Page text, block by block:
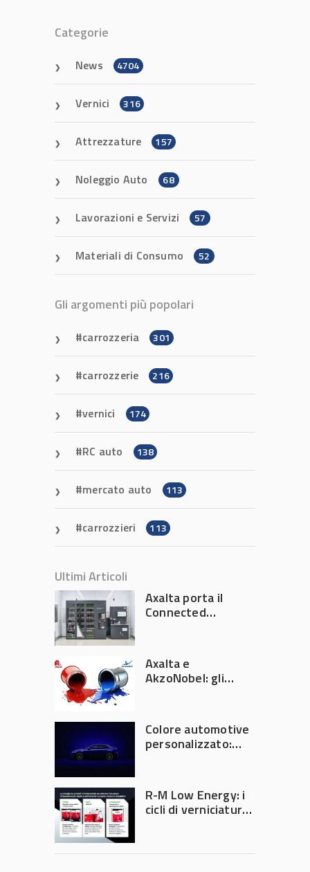
Categorie
News 4704
Vernici 316
Attrezzature 157
Noleggio Auto 68
Lavorazioni e Servizi 57
Materiali di Consumo 52
Gli argomenti più popolari
carrozzeria 301
carrozzerie 216
vernici 174
RC auto 138
mercato auto 113
carrozzieri 113
Ultimi Articoli
Axalta porta il
Connected
Automechanika
Frankfurt 2026
Axalta e
AkzoNobel: gli
Colore automotive
personalizzato:
diventa ingegneria
di precisione
R-M Low Energy: i
cicli di verniciatura
tempi e costi in